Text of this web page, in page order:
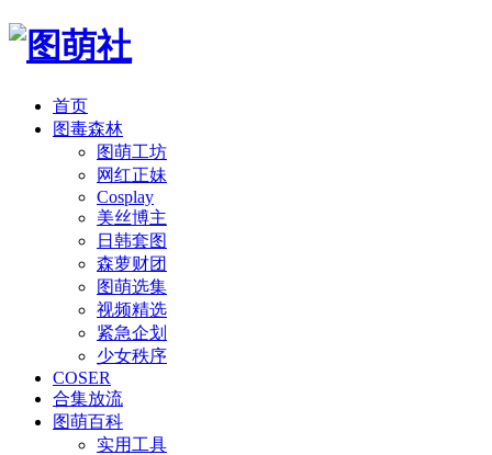
首页
图毒森林
图萌工坊
网红正妹
Cosplay
美丝博主
日韩套图
森萝财团
图萌选集
视频精选
紧急企划
少女秩序
COSER
合集放流
图萌百科
实用工具